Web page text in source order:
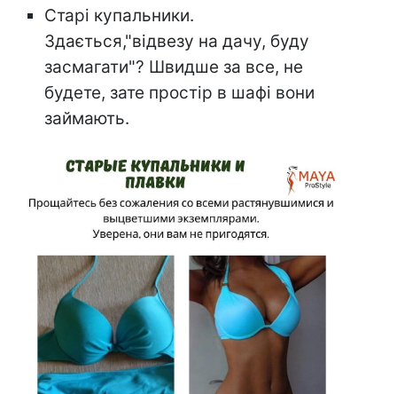
Старі купальники.
Здається,"відвезу на дачу, буду
засмагати"? Швидше за все, не
будете, зате простір в шафі вони
займають.